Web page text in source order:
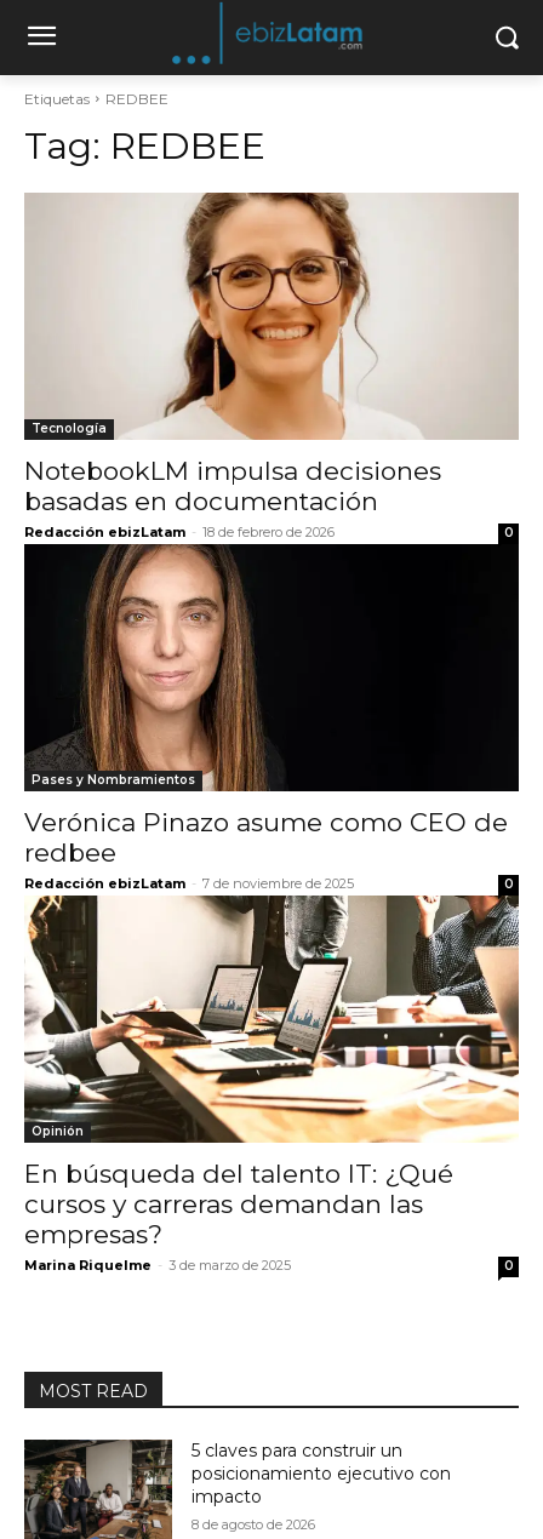
Etiquetas REDBEE
Tag: REDBEE
Tecnología
NotebookLM impulsa decisiones
basadas en documentación
Redacción ebizLatam - 18 de febrero de 2026 0
Pases y Nombramientos
Verónica Pinazo asume como CEO de
redbee
Redacción ebizLatam - 7 de noviembre de 2025 0
Opinión
En búsqueda del talento IT: ¿Qué
cursos y carreras demandan las
empresas?
Marina Riquelme - 3 de marzo de 2025 0
MOST READ
5 claves para construir un
posicionamiento ejecutivo con
impacto
8 de agosto de 2026